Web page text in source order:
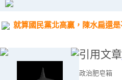
就算國民黨北高贏，陳水扁還
引用文章
政治肥皂箱